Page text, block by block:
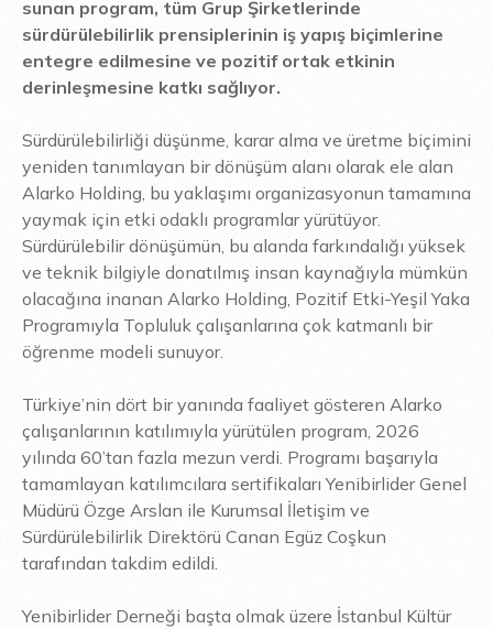
sunan program, tüm Grup Şirketlerinde
sürdürülebilirlik prensiplerinin iş yapış biçimlerine
entegre edilmesine ve pozitif ortak etkinin
derinleşmesine katkı sağlıyor.
Sürdürülebilirliği düşünme, karar alma ve üretme biçimini
yeniden tanımlayan bir dönüşüm alanı olarak ele alan
Alarko Holding, bu yaklaşımı organizasyonun tamamına
yaymak için etki odaklı programlar yürütüyor.
Sürdürülebilir dönüşümün, bu alanda farkındalığı yüksek
ve teknik bilgiyle donatılmış insan kaynağıyla mümkün
olacağına inanan Alarko Holding, Pozitif Etki-Yeşil Yaka
Programıyla Topluluk çalışanlarına çok katmanlı bir
öğrenme modeli sunuyor.
Türkiye’nin dört bir yanında faaliyet gösteren Alarko
çalışanlarının katılımıyla yürütülen program, 2026
yılında 60’tan fazla mezun verdi. Programı başarıyla
tamamlayan katılımcılara sertifikaları Yenibirlider Genel
Müdürü Özge Arslan ile Kurumsal İletişim ve
Sürdürülebilirlik Direktörü Canan Egüz Coşkun
tarafından takdim edildi.
Yenibirlider Derneği başta olmak üzere İstanbul Kültür